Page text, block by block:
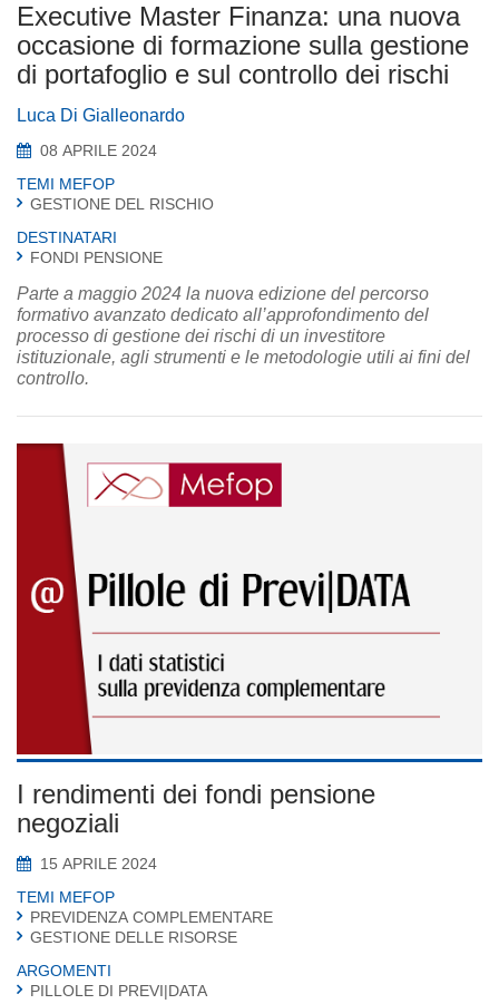
Executive Master Finanza: una nuova
occasione di formazione sulla gestione
di portafoglio e sul controllo dei rischi
Luca Di Gialleonardo
08 APRILE 2024
TEMI MEFOP
GESTIONE DEL RISCHIO
DESTINATARI
FONDI PENSIONE
Parte a maggio 2024 la nuova edizione del percorso
formativo avanzato dedicato all’approfondimento del
processo di gestione dei rischi di un investitore
istituzionale, agli strumenti e le metodologie utili ai fini del
controllo.
I rendimenti dei fondi pensione
negoziali
15 APRILE 2024
TEMI MEFOP
PREVIDENZA COMPLEMENTARE
GESTIONE DELLE RISORSE
ARGOMENTI
PILLOLE DI PREVI|DATA